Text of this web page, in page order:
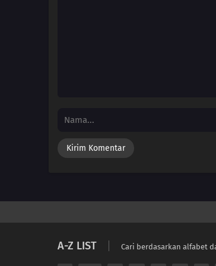
A-Z LIST Cari berdasarkan alfabet